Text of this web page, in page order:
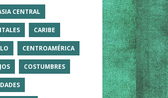
CENTRAL
CARIBE
CENTROAMÉRICA
COSTUMBRES